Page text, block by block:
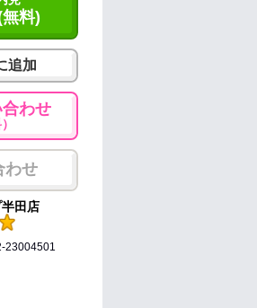
料)
追加
わせ
わせ
田店
23004501